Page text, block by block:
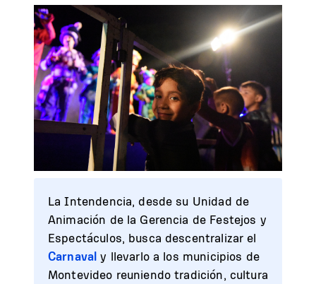
La Intendencia, desde su Unidad de
Animación de la Gerencia de Festejos y
Espectáculos, busca descentralizar el
Carnavaly llevarlo a los municipios de
Montevideo reuniendo tradición, cultura